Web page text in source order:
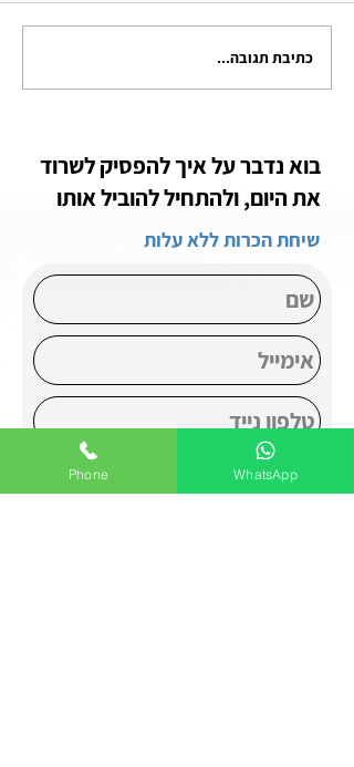
אם מצאת אישה טובה שמור
עליה חזק
כתיבת תגובה...
בוא נדבר על איך להפסיק לשרוד
את היום, ולהתחיל להוביל אותו
שיחת הכרות ללא עלות
Phone WhatsApp